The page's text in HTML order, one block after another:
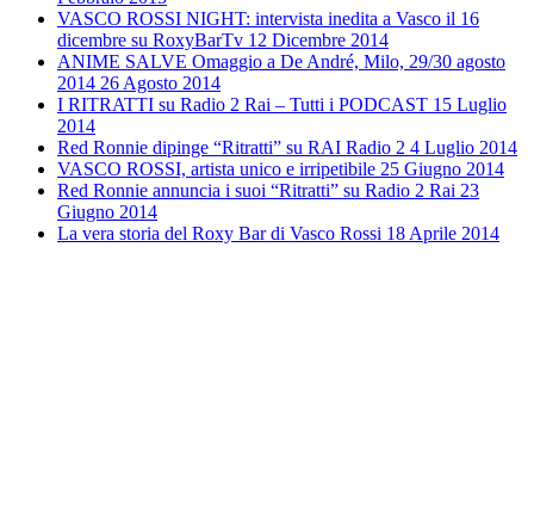
VASCO ROSSI NIGHT: intervista inedita a Vasco il 16
dicembre su RoxyBarTv 12 Dicembre 2014
ANIME SALVE Omaggio a De André, Milo, 29/30 agosto
2014 26 Agosto 2014
I RITRATTI su Radio 2 Rai – Tutti i PODCAST 15 Luglio
2014
Red Ronnie dipinge “Ritratti” su RAI Radio 2 4 Luglio 2014
VASCO ROSSI, artista unico e irripetibile 25 Giugno 2014
Red Ronnie annuncia i suoi “Ritratti” su Radio 2 Rai 23
Giugno 2014
La vera storia del Roxy Bar di Vasco Rossi 18 Aprile 2014